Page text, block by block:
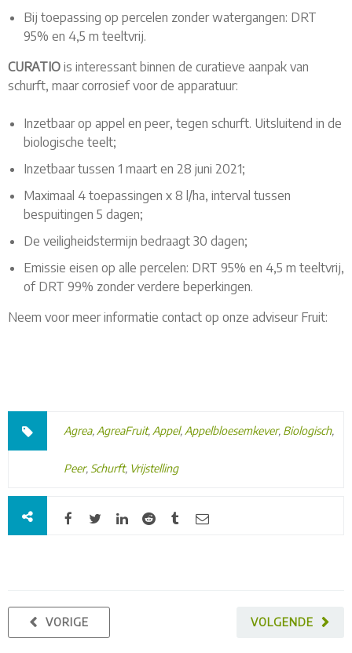
Bij toepassing op percelen zonder watergangen: DRT
95% en 4,5 m teeltvrij.
CURATIO is interessant binnen de curatieve aanpak van
schurft, maar corrosief voor de apparatuur:
Inzetbaar op appel en peer, tegen schurft. Uitsluitend in de
biologische teelt;
Inzetbaar tussen 1 maart en 28 juni 2021;
Maximaal 4 toepassingen x 8 l/ha, interval tussen
bespuitingen 5 dagen;
De veiligheidstermijn bedraagt 30 dagen;
Emissie eisen op alle percelen: DRT 95% en 4,5 m teeltvrij,
of DRT 99% zonder verdere beperkingen.
Neem voor meer informatie contact op onze adviseur Fruit:
Agrea, AgreaFruit, Appel, Appelbloesemkever, Biologisch,
Peer, Schurft, Vrijstelling
VOLGENDE
VORIGE